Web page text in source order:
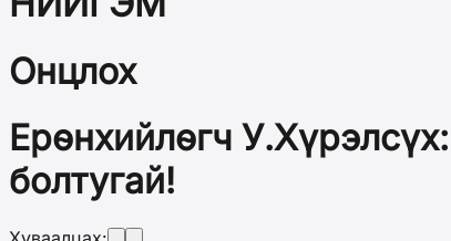
Онцлох
Ерөнхийлөгч
болтугай!